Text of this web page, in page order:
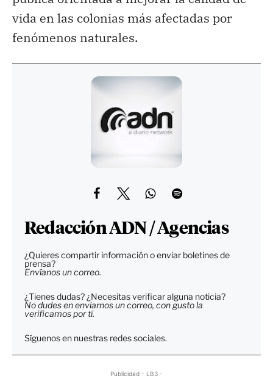
vida en las colonias más afectadas por
fenómenos naturales.
Redacción ADN / Agencias
¿Quieres compartir información o enviar boletines de
prensa?
Envíanos un correo.
¿Tienes dudas? ¿Necesitas verificar alguna noticia?
No dudes en enviarnos un correo, con gusto la
verificamos por tí.
Síguenos en nuestras redes sociales.
Publicidad - LB3 -